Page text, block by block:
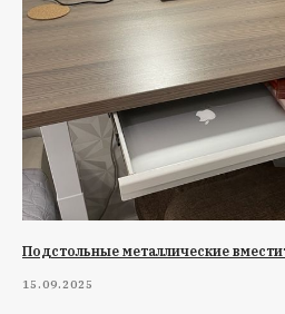
Подстольные металлические
15.09.2025